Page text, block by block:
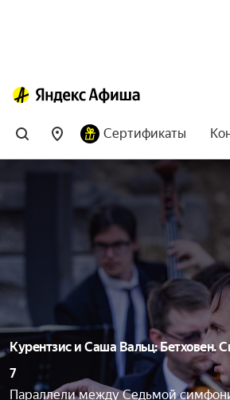
Сертификаты
Курентзис и Саша Вальц: Бетховен.
7
Параллели между Седьмой